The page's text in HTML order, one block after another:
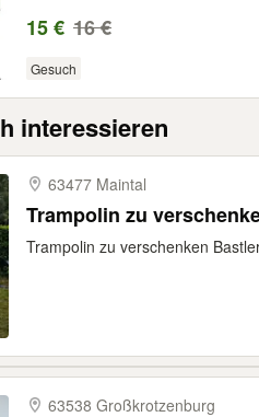
15 € 16 €
Gesuch
interessieren
63477 Maintal
Trampolin zu
Trampolin zu verschenken
63538 Großkrotzenburg